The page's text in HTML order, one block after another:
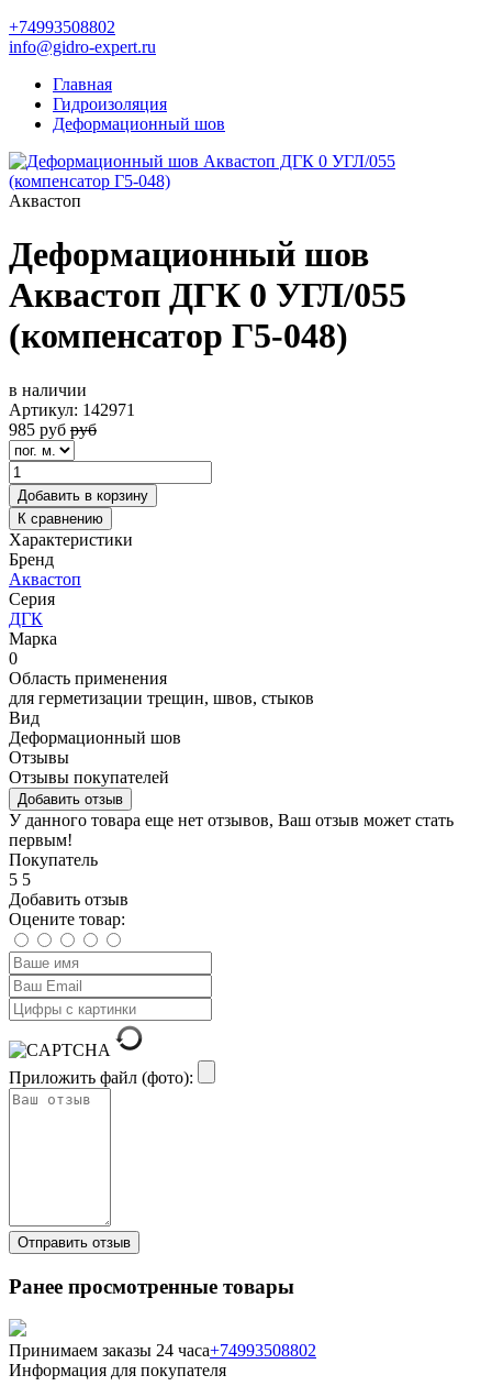
+74993508802
info@gidro-expert.ru
Главная
Гидроизоляция
Деформационный шов
Аквастоп
Деформационный шов
Аквастоп ДГК 0 УГЛ/055
(компенсатор Г5-048)
в наличии
Артикул: 142971
985 руб руб
Добавить в корзину
К сравнению
Характеристики
Бренд
Аквастоп
Серия
ДГК
Марка
0
Область применения
для герметизации трещин, швов, стыков
Вид
Деформационный шов
Отзывы
Отзывы покупателей
Добавить отзыв
У данного товара еще нет отзывов, Ваш отзыв может стать
первым!
Покупатель
5 5
Добавить отзыв
Оцените товар:
Приложить файл (фото):
Ранее просмотренные товары
Принимаем заказы 24 часа+74993508802
Информация для покупателя